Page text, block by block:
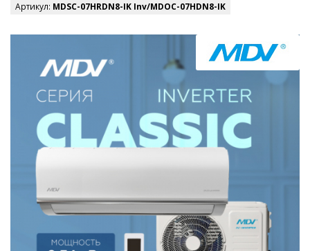
Артикул: MDSC-07HRDN8-IK Inv/MDOC-07HDN8-IK